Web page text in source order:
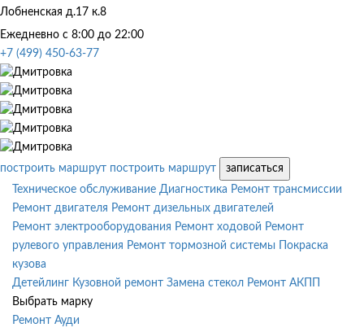
Лобненская д.17 к.8
Ежедневно с 8:00 до 22:00
+7 (499) 450-63-77
построить маршрут построить маршрут
записаться
Техническое обслуживание Диагностика Ремонт трансмиссии
Ремонт двигателя Ремонт дизельных двигателей
Ремонт электрооборудования Ремонт ходовой Ремонт
рулевого управления Ремонт тормозной системы
Покраска
кузова
Детейлинг Кузовной ремонт Замена стекол Ремонт АКПП
Выбрать марку
Ремонт Ауди